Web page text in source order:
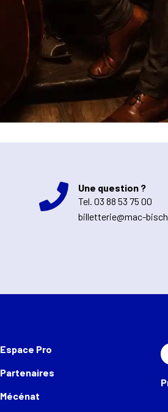
Une question ?
Tel. 03 88 53 75 00
billetterie@mac-
Espace Pro
Partenaires
Mécénat